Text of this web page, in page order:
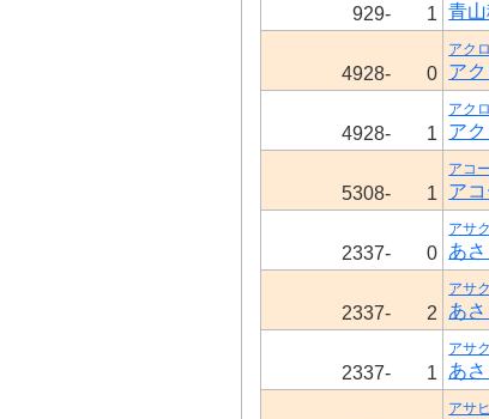
929- 1 青
4928- 0
アク
ア
4928- 1
アク
ア
5308- 1
アコ
ア
2337- 0
アサ
あ
2337- 2
アサ
あ
2337- 1
アサ
あ
アサ